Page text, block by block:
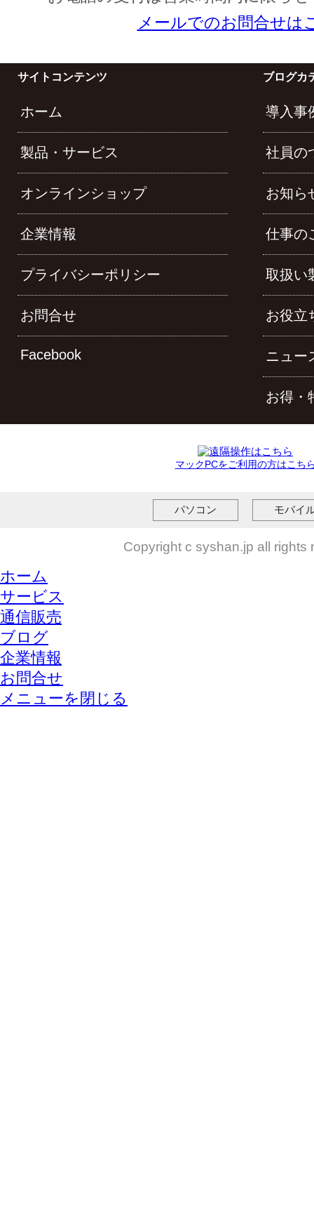
メールでのお問合せは
サイトコンテンツ
ホーム
製品・サービス
オンラインショップ
企業情報
プライバシーポリシー
お問合せ
Facebook
ブログカ
導入事
社員の
お知ら
仕事の
取扱い
お役立
ニュー
お得・
マックPCをご利用の方はこち
パソコン モバイ
Copyright c syshan.jp all rights
ホーム
サービス
通信販売
ブログ
企業情報
お問合せ
メニューを閉じる